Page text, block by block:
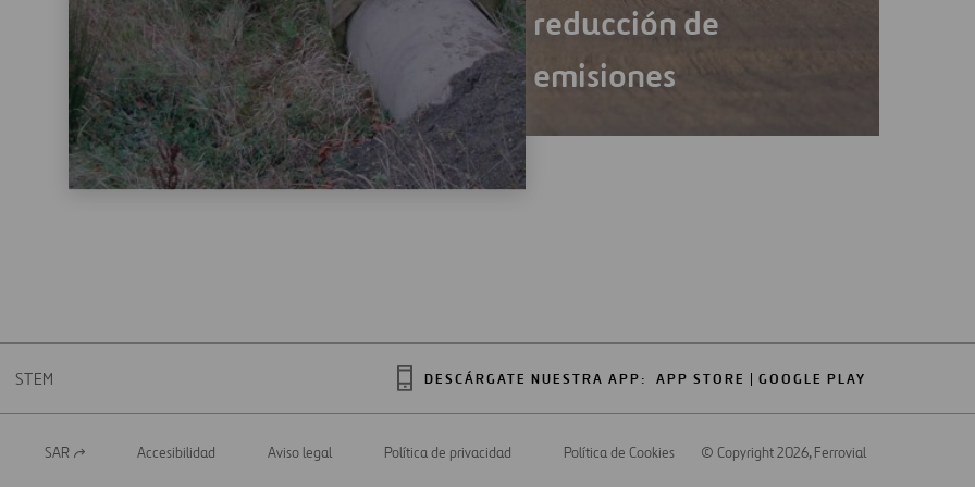
reducción de
emisiones
DESCÁRGATE NUESTRA APP: APP STORE GOOGLE PLAY
STEM
Abrir
SAR Accesibilidad Aviso legal Política de privacidad Política de Cookies © Copyright 2026, Ferrovial